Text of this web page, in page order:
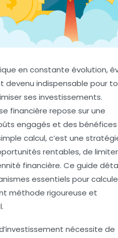
en constante évolution,
devenu indispensable pour
ses investissements.
financière repose sur une
engagés et des bénéfices
calcul, c’est une
rentables, de
financière. Ce guide
essentiels pour
méthode rigoureuse et
nécessite de